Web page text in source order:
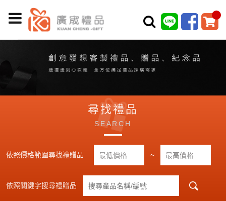
尋找禮品
SEARCH
依照價格範圍尋找禮贈品 ~
依照關鍵字搜尋禮贈品